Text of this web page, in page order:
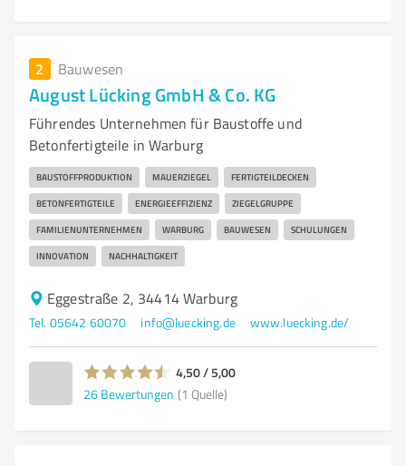
2 Bauwesen
August Lücking GmbH & Co. KG
Führendes Unternehmen für Baustoffe und
Betonfertigteile in Warburg
BAUSTOFFPRODUKTION MAUERZIEGEL FERTIGTEILDECKEN
BETONFERTIGTEILE ENERGIEEFFIZIENZ ZIEGELGRUPPE
FAMILIENUNTERNEHMEN WARBURG BAUWESEN SCHULUNGEN
INNOVATION NACHHALTIGKEIT
Eggestraße 2, 34414 Warburg
Tel. 05642 60070 info@luecking.de www.luecking.de/
4,50 / 5,00
26 Bewertungen (1 Quelle)